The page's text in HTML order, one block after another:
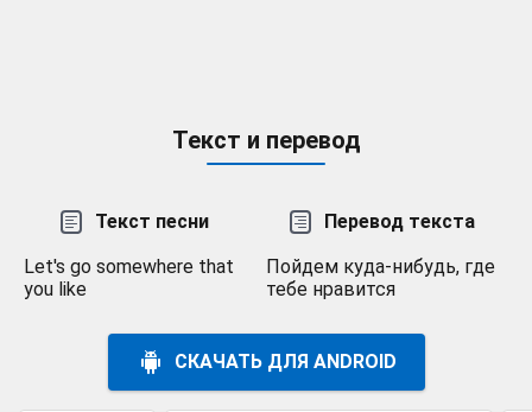
Текст и перевод
Текст песни
Перевод текста
Let's go somewhere that
you like
Пойдем куда-нибудь, где
тебе нравится
СКАЧАТЬ ДЛЯ ANDROID